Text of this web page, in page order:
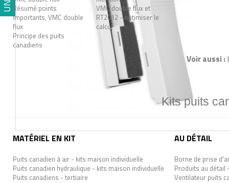
Résumé points
importants, VMC double
flux
Principe des puits
canadiens
VMC double flux et
RT2012 - optimiser le
calcul
Voir aussi :
Kits puits
MATÉRIEL EN KIT
Puits canadien à air - kits maison individuelle
Puits canadien hydraulique - kits maison individuelle
Puits canadiens - tertiaire
AU DÉTAIL
Borne de prise
Produits au détail
Ventilateur puits